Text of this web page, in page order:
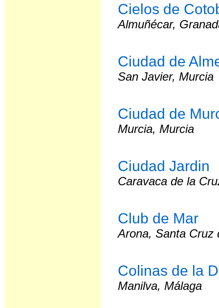
Cielos de
Almuñécar,
Ciudad de
San Javier, Murcia
Ciudad de
Murcia, Murcia
Ciudad Jardin
Caravaca de la
Club de Mar
Arona, Santa Cruz
Colinas de la
Manilva, Málaga